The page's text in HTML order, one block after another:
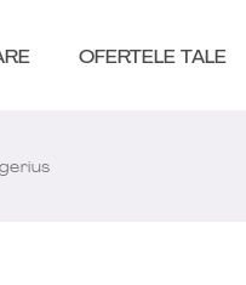
OFERTELE TALE